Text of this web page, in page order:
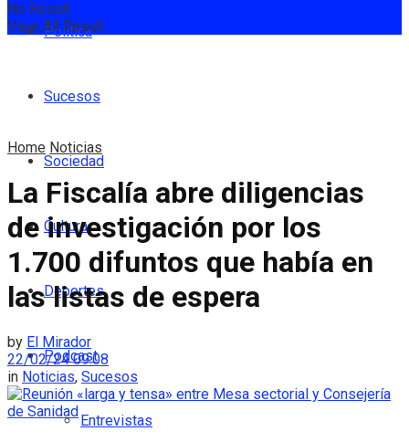
Política
Sucesos
Sociedad
Cultura
Deportes
Podcast
Entrevistas
No Result
View All Result
Home Noticias
La Fiscalía abre diligencias
de investigación por los
1.700 difuntos que había en
las listas de espera
by El Mirador
22/02/24 09:08
in Noticias, Sucesos